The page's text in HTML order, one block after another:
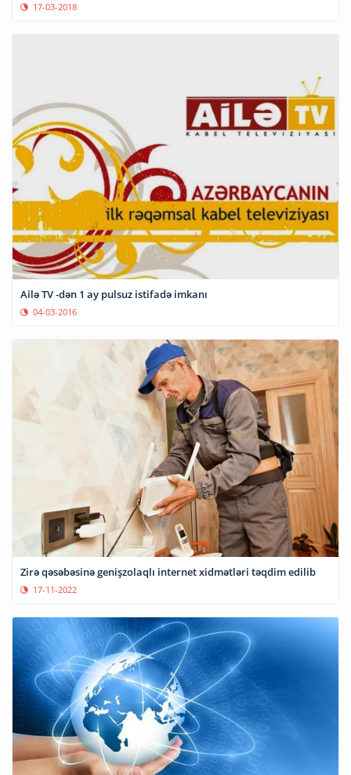
17-03-2018
Ailə TV -dən 1 ay pulsuz istifadə imkanı
04-03-2016
Zirə qəsəbəsinə genişzolaqlı internet xidmətləri təqdim edilib
17-11-2022